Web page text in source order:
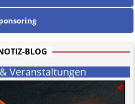
BLOG
Veranstaltungen